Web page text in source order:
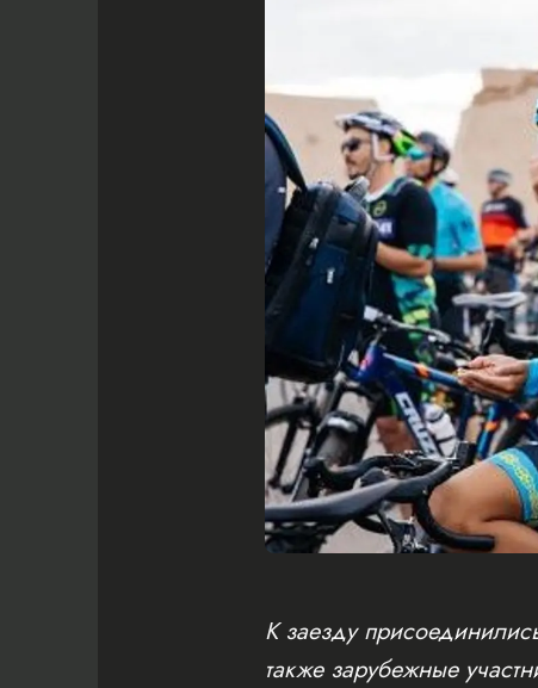
К заезду
также зарубежные